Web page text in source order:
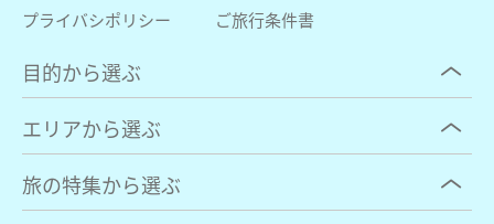
プライバシポリシー
ご旅行条件書
目的から選ぶ
エリアから選ぶ
旅の特集から選ぶ